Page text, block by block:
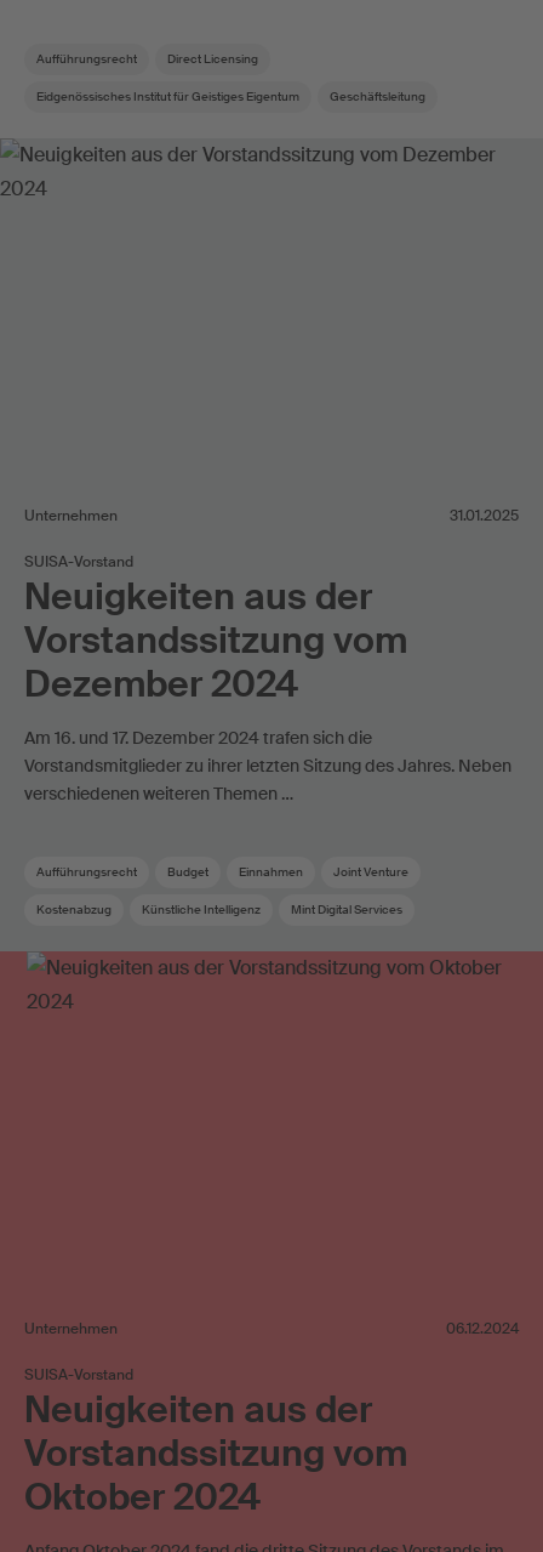
Aufführungsrecht Direct Licensing
Eidgenössisches Institut für Geistiges Eigentum Geschäftsleitung
Unternehmen 31.01.2025
SUISA-Vorstand
Neuigkeiten aus der
Vorstandssitzung vom
Dezember 2024
Am 16. und 17. Dezember 2024 trafen sich die
Vorstandsmitglieder zu ihrer letzten Sitzung des Jahres. Neben
verschiedenen weiteren Themen …
Aufführungsrecht Budget Einnahmen Joint Venture
Kostenabzug Künstliche Intelligenz Mint Digital Services
Unternehmen 06.12.2024
SUISA-Vorstand
Neuigkeiten aus der
Vorstandssitzung vom
Oktober 2024